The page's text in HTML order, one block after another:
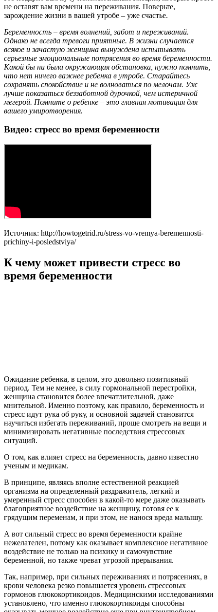
не оставят вам времени на переживания. Поверьте,
зарождение жизни в вашей утробе – уже счастье.
Беременность – время волнений, забот и переживаний.
Однако не всегда тревоги приятные. В жизни случается
всякое и зачастую женщина вынуждена испытывать
серьезные эмоциональные потрясения во время беременности.
Какой бы ни была окружающая обстановка, нужно помнить,
что нет ничего важнее ребенка в утробе. Старайтесь
сохранять спокойствие и не волноваться по мелочам. Уж
лучше показаться беззаботной дурочкой, чем истеричной
мегерой. Помните о ребенке – это главная мотивация для
вашего умиротворения.
Видео: стресс во время беременности
Источник: http://howtogetrid.ru/stress-vo-vremya-beremennosti-
prichiny-i-posledstviya/
К чему может привести стресс во
время беременности
Ожидание ребенка, в целом, это довольно позитивный
период. Тем не менее, в силу гормональной перестройки,
женщина становится более впечатлительной, даже
мнительной. Именно поэтому, как правило, беременность и
стресс идут рука об руку, и основной задачей становится
научиться избегать переживаний, проще смотреть на вещи и
минимизировать негативные последствия стрессовых
ситуаций.
О том, как влияет стресс на беременность, давно известно
ученым и медикам.
В принципе, являясь вполне естественной реакцией
организма на определенный раздражитель, легкий и
умеренный стресс способен в какой-то мере даже оказывать
благоприятное воздействие на женщину, готовя ее к
грядущим переменам, и при этом, не нанося вреда малышу.
А вот сильный стресс во время беременности крайне
нежелателен, потому как оказывает комплексное негативное
воздействие не только на психику и самочувствие
беременной, но также чреват угрозой прерывания.
Так, например, при сильных переживаниях и потрясениях, в
крови человека резко повышается уровень стрессовых
гормонов глюкокортикоидов. Медицинскими исследованиями
установлено, что именно глюкокортикоиды способны